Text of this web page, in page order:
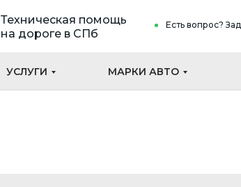
Есть вопрос?
УСЛУГИ МАРКИ АВТО
Техническая помощь
на дороге в СПб